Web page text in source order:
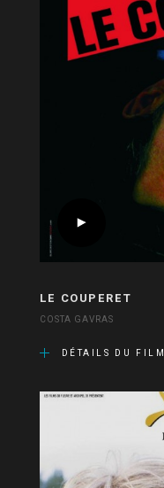
LE COUPERET
COSTA GAVRAS
DÉTAILS DU FILM